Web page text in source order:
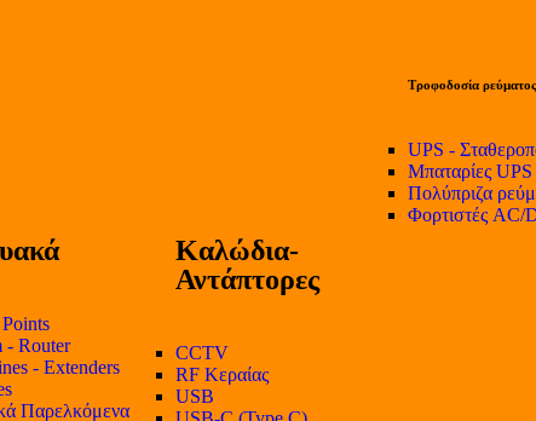
- Router
- Extenders
Παρελκόμενα
Καλώδια-
Αντάπτορες
CCTV
RF Κεραίας
USB
Τροφοδοσία ρεύματος
UPS -
Μπαταρίες UPS
Πολύπριζα
Φορτιστές AC/